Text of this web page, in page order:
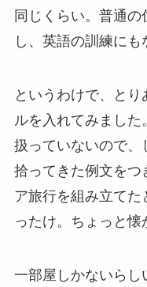
同じくらい。普通
し、英語の訓練にも
というわけで、と
ルを入れてみまし
扱っていないので
拾ってきた例文をつ
ア旅行を組み立てた
ったけ。ちょっと懐
一部屋しかないらし